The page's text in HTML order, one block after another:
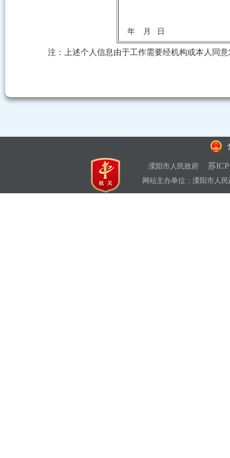
年 月 日
注：上述个人信息由于工作需要经机构或本人同
溧阳市人民政府 苏
网站主办单位：溧阳市人